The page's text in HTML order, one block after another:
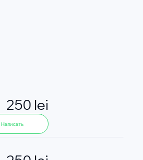
250 lei
Написать